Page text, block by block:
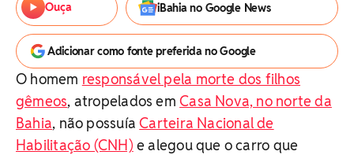
Ouça
iBahia no Google News
Adicionar como fonte preferida no Google
O homem responsável pela morte dos filhos
gêmeos, atropelados emCasa Nova, no norte da
Bahia, não possuíaCarteira Nacional de
Habilitação (CNH) e alegou que o carro que